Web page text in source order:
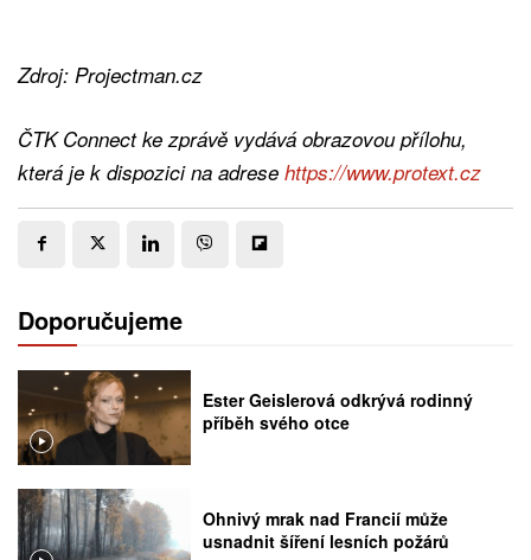
Zdroj: Projectman.cz
ČTK Connect ke zprávě vydává obrazovou přílohu,
která je k dispozici na adrese https://www.protext.cz
Doporučujeme
Ester Geislerová odkrývá rodinný
příběh svého otce
Ohnivý mrak nad Francií může
usnadnit šíření lesních požárů